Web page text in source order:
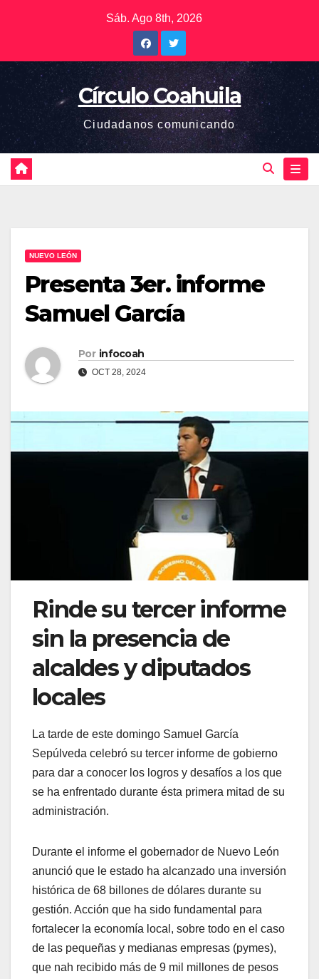
Sáb. Ago 8th, 2026
Círculo Coahuila
Ciudadanos comunicando
NUEVO LEÓN
Presenta 3er. informe
Samuel García
Por infocoah
OCT 28, 2024
Rinde su tercer informe
sin la presencia de
alcaldes y diputados
locales
La tarde de este domingo Samuel García
Sepúlveda celebró su tercer informe de gobierno
para dar a conocer los logros y desafíos a los que
se ha enfrentado durante ésta primera mitad de su
administración.
Durante el informe el gobernador de Nuevo León
anunció que le estado ha alcanzado una inversión
histórica de 68 billones de dólares durante su
gestión. Acción que ha sido fundamental para
fortalecer la economía local, sobre todo en el caso
de las pequeñas y medianas empresas (pymes),
que nah recibido más de 9 mil millones de pesos